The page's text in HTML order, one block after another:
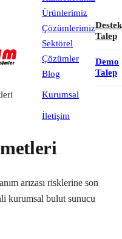
Ürünlerimiz
Çözümlerimiz
Sektörel
Çözümler
Blog
Kurumsal
İletişim
Destek
Talep
Demo
Talep
arızası risklerine son
kurumsal bulut sunucu